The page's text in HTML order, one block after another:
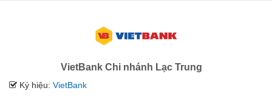
VietBank Chi nhánh Lạc Trung
Ký hiệu: VietBank